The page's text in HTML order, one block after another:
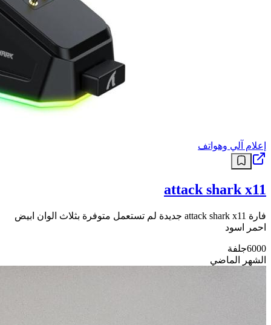
إعلام آلي وهواتف
attack shark x11
فارة attack shark x11 جديدة لم تستعمل متوفرة بثلاث الوان ابيض
احمر اسود
6000جلفة
الشهر الماضي